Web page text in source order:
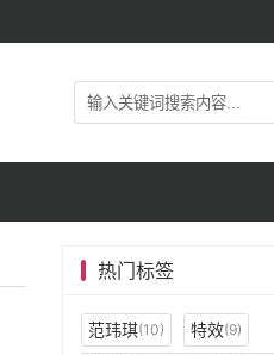
热门标签
范玮琪(10) 特效(9)